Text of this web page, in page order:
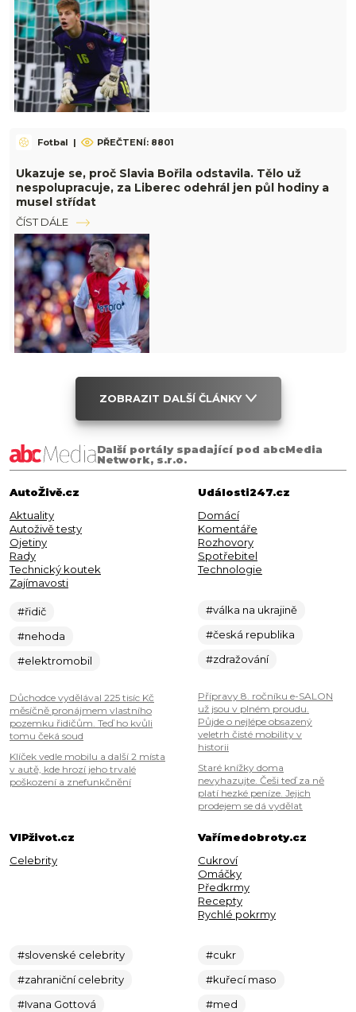
Fotbal | PŘEČTENÍ: 8801
Ukazuje se, proč Slavia Bořila odstavila. Tělo už
nespolupracuje, za Liberec odehrál jen půl hodiny a
musel střídat
ČÍST DÁLE
ZOBRAZIT DALŠÍ ČLÁNKY
Další portály spadající pod abcMedia
Network, s.r.o.
AutoŽivě.cz
Aktuality
Autoživě testy
Ojetiny
Rady
Technický koutek
Zajímavosti
#řidič
#nehoda
#elektromobil
Důchodce vydělával 225 tisíc Kč
měsíčně pronájmem vlastního
pozemku řidičům. Teď ho kvůli
tomu čeká soud
Klíček vedle mobilu a další 2 místa
v autě, kde hrozí jeho trvalé
poškození a znefunkčnění
Události247.cz
Domácí
Komentáře
Rozhovory
Spotřebitel
Technologie
#válka na ukrajině
#česká republika
#zdražování
Přípravy 8. ročníku e-SALON
už jsou v plném proudu.
Půjde o nejlépe obsazený
veletrh čisté mobility v
historii
Staré knížky doma
nevyhazujte. Češi teď za ně
platí hezké peníze. Jejich
prodejem se dá vydělat
VIPživot.cz
Celebrity
#slovenské celebrity
#zahraniční celebrity
#Ivana Gottová
Vařímedobroty.cz
Cukroví
Omáčky
Předkrmy
Recepty
Rychlé pokrmy
#cukr
#kuřecí maso
#med